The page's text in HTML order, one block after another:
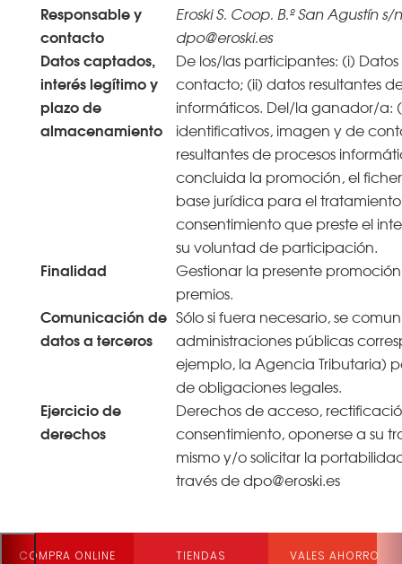
Responsable y
contacto
Eroski S. Coop. B.º San Agustín
dpo@eroski.es
Datos captados,
interés legítimo y
plazo de
almacenamiento
De los/las participantes: (i)
contacto; (ii) datos resultantes
informáticos. Del/la ganador/a:
identificativos, imagen y de
resultantes de procesos
concluida la promoción, el
base jurídica para el
consentimiento que preste el
su voluntad de participación.
Finalidad
Gestionar la presente
premios.
Comunicación de
datos a terceros
Sólo si fuera necesario, se
administraciones públicas
ejemplo, la Agencia Tributaria)
de obligaciones legales.
Ejercicio de
derechos
Derechos de acceso,
consentimiento, oponerse a su
mismo y/o solicitar la
través de dpo@eroski.es
COMPRA ONLINE TIENDAS VALES AHORRO